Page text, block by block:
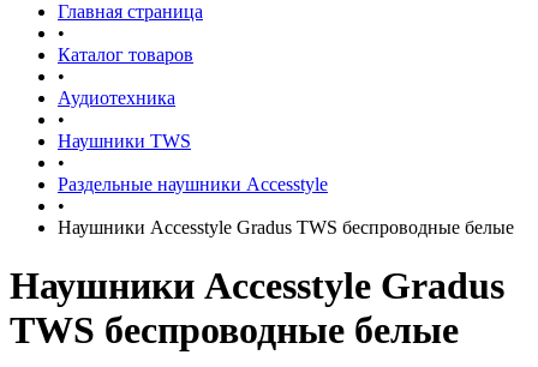
Главная страница
•
Каталог товаров
•
Аудиотехника
•
Наушники TWS
•
Раздельные наушники Accesstyle
•
Наушники Accesstyle Gradus TWS беспроводные белые
Наушники Accesstyle Gradus
TWS беспроводные белые